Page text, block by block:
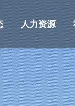
人力资源